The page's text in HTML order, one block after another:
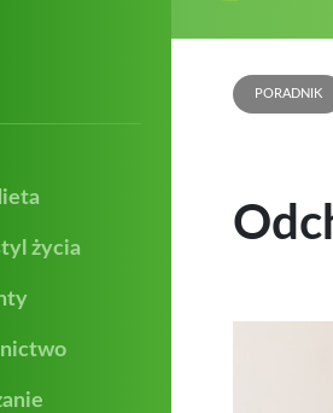
życia
PORADNIK